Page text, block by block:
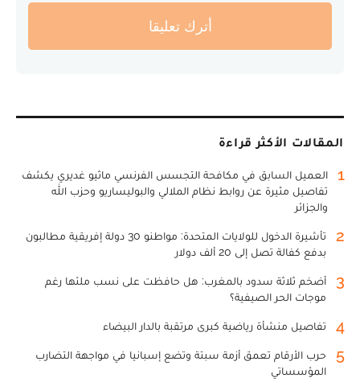
أترك تعليقا
المقالات الأكثر قراءة
1
العميل السابق في مكافحة التجسس الفرنسي ماثيو غديري يكشف
تفاصيل مثيرة عن روابط نظام الملالي والبوليساريو وحزب الله
والجزائر
2
تأشيرة الدخول للولايات المتحدة: مواطنو 30 دولة إفريقية مطالبون
بدفع كفالة تصل إلى 20 ألف دولار
3
أضخم ثلاثة سدود بالمغرب: هل حافظت على نسب ملئها رغم
موجات الحر الصيفية؟
4 تفاصيل منشأة رياضية كبرى مرتقبة بالدار البيضاء
5
حرب الأرقام تعمق أزمة سبتة وتضع إسبانيا في مواجهة التضارب
المؤسساتي